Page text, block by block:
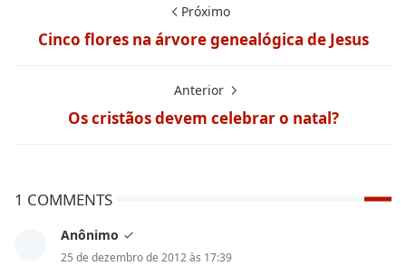
Próximo
Cinco flores na árvore genealógica de Jesus
Anterior
Os cristãos devem celebrar o natal?
1 COMMENTS
Anônimo
25 de dezembro de 2012 às 17:39